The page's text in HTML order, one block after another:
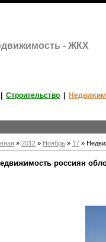
- ЖКХ
Строительство
» 2012 » Ноябрь » 17 »
россиян